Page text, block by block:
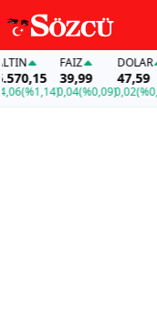
(%1,14)
FAİZ
39,99
0,04(%0,09)
DOLAR
47,59
0,02(%0,05)